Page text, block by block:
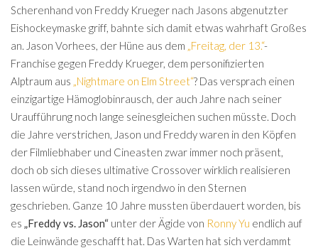
Scherenhand von Freddy Krueger nach Jasons abgenutzter
Eishockeymaske griff, bahnte sich damit etwas wahrhaft Großes
an. Jason Vorhees, der Hüne aus dem „Freitag, der 13.“-
Franchise gegen Freddy Krueger, dem personifizierten
Alptraum aus „Nightmare on Elm Street“? Das versprach einen
einzigartige Hämoglobinrausch, der auch Jahre nach seiner
Uraufführung noch lange seinesgleichen suchen müsste. Doch
die Jahre verstrichen, Jason und Freddy waren in den Köpfen
der Filmliebhaber und Cineasten zwar immer noch präsent,
doch ob sich dieses ultimative Crossover wirklich realisieren
lassen würde, stand noch irgendwo in den Sternen
geschrieben. Ganze 10 Jahre mussten überdauert worden, bis
es „Freddy vs. Jason“ unter der Ägide von Ronny Yu endlich auf
die Leinwände geschafft hat. Das Warten hat sich verdammt